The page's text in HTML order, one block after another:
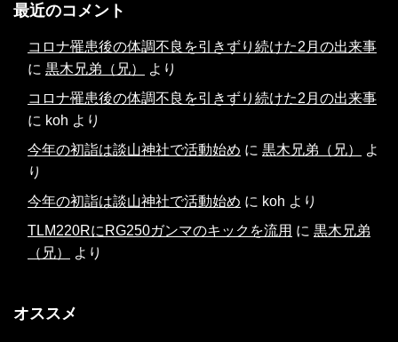
最近のコメント
コロナ罹患後の体調不良を引きずり続けた2月の出来事
に 黒木兄弟（兄）
より
コロナ罹患後の体調不良を引きずり続けた2月の出来事
に koh より
今年の初詣は談山神社で活動始め に 黒木兄弟（兄）
よ
り
今年の初詣は談山神社で活動始め に koh より
TLM220RにRG250ガンマのキックを流用 に 黒木兄弟
（兄）
より
オススメ